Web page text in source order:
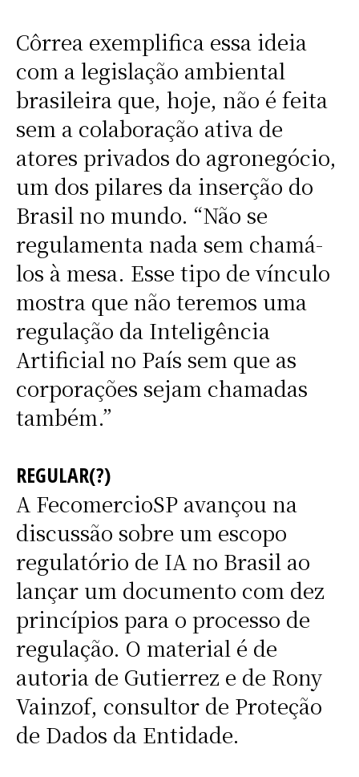
Côrrea exemplifica essa ideia
com a legislação ambiental
brasileira que, hoje, não é feita
sem a colaboração ativa de
atores privados do agronegócio,
um dos pilares da inserção do
Brasil no mundo. “Não se
regulamenta nada sem chamá-
los à mesa. Esse tipo de vínculo
mostra que não teremos uma
regulação da Inteligência
Artificial no País sem que as
corporações sejam chamadas
também.”
REGULAR(?)
A FecomercioSP avançou na
discussão sobre um escopo
regulatório de IA no Brasil ao
lançar um documento com dez
princípios para o processo de
regulação. O material é de
autoria de Gutierrez e de Rony
Vainzof, consultor de Proteção
de Dados da Entidade.